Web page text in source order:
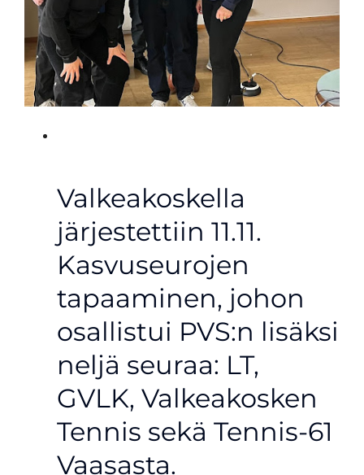
Valkeakoskella
järjestettiin 11.11.
Kasvuseurojen
tapaaminen, johon
osallistui PVS:n lisäksi
neljä seuraa: LT,
GVLK, Valkeakosken
Tennis sekä Tennis-61
Vaasasta.